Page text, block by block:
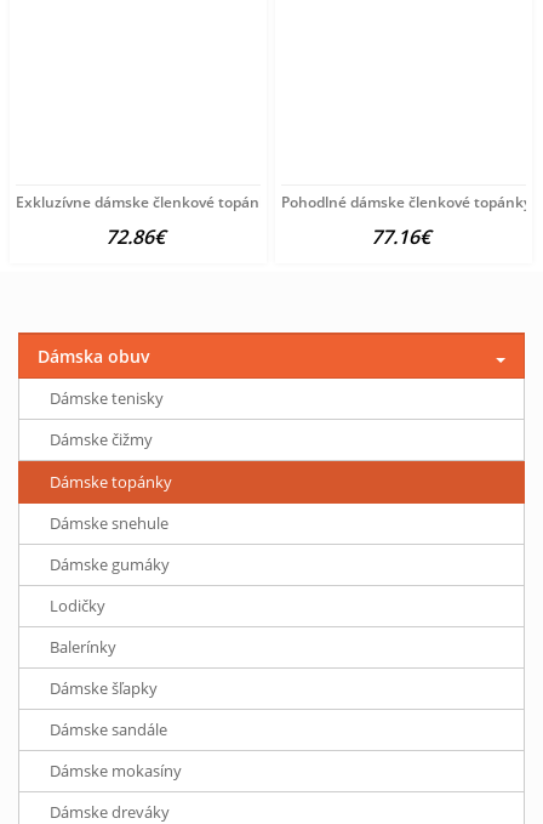
Exkluzívne dámske členkové topánky
72.86€
Pohodlné dámske členkové topánky
77.16€
Dámska obuv
Dámske tenisky
Dámske čižmy
Dámske topánky
Dámske snehule
Dámske gumáky
Lodičky
Balerínky
Dámske šľapky
Dámske sandále
Dámske mokasíny
Dámske dreváky